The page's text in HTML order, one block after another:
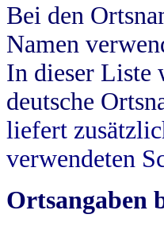
Bei den
Namen
In dieser Liste
deutsche
liefert
verwendeten
Ortsangaben